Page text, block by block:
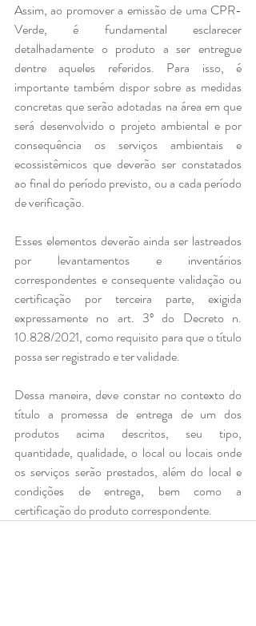
Assim, ao promover a emissão de uma CPR-
Verde, é fundamental esclarecer
detalhadamente o produto a ser entregue
dentre aqueles referidos. Para isso, é
importante também dispor sobre as medidas
concretas que serão adotadas na área em que
será desenvolvido o projeto ambiental e por
consequência os serviços ambientais e
ecossistêmicos que deverão ser constatados
ao final do período previsto, ou a cada período
de verificação.
Esses elementos deverão ainda ser lastreados
por levantamentos e inventários
correspondentes e consequente validação ou
certificação por terceira parte, exigida
expressamente no art. 3º do Decreto n.
10.828/2021, como requisito para que o título
possa ser registrado e ter validade.
Dessa maneira, deve constar no contexto do
título a promessa de entrega de um dos
produtos acima descritos, seu tipo,
quantidade, qualidade, o local ou locais onde
os serviços serão prestados, além do local e
condições de entrega, bem como a
certificação do produto correspondente.